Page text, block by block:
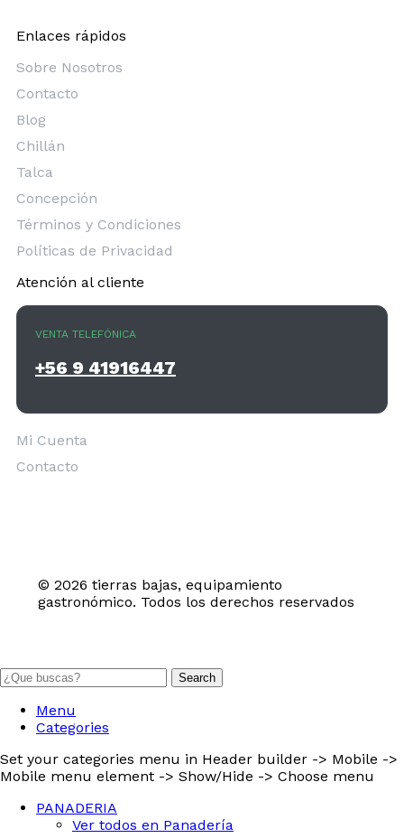
Enlaces rápidos
Sobre Nosotros
Contacto
Blog
Chillán
Talca
Concepción
Términos y Condiciones
Políticas de Privacidad
Atención al cliente
VENTA TELEFÓNICA
+56 9 41916447
Mi Cuenta
Contacto
© 2026 tierras bajas, equipamiento
gastronómico. Todos los derechos reservados
Search
Menu
Categories
Set your categories menu in Header builder -> Mobile ->
Mobile menu element -> Show/Hide -> Choose menu
PANADERIA
Ver todos en Panadería